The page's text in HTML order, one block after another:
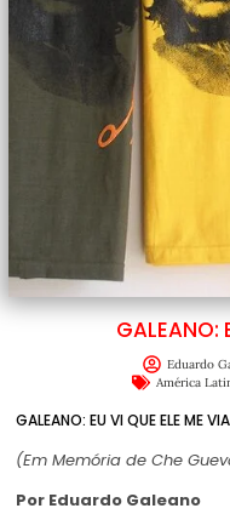
GALEANO:
Eduardo
América
GALEANO: EU VI QUE ELE ME VIA
(Em Memória de Che
Por Eduardo Galeano